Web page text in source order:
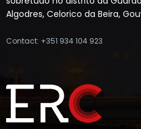
Algodres, Celorico da Beira,
Contact: +351 934 104 923